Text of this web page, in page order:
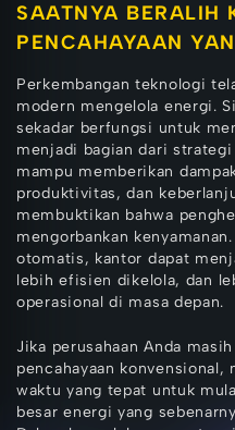
SAATNYA BERALIH
PENCAHAYAAN
Perkembangan teknologi
modern mengelola energi.
sekadar berfungsi untuk
menjadi bagian dari
mampu memberikan
produktivitas, dan
membuktikan bahwa
mengorbankan
otomatis, kantor dapat
lebih efisien dikelola, dan
operasional di masa depan.
Jika perusahaan Anda
pencahayaan konvensional,
waktu yang tepat untuk
besar energi yang